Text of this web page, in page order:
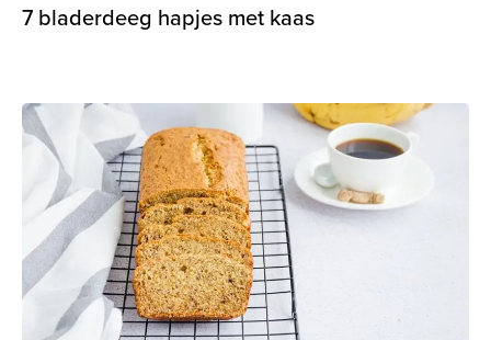
7 bladerdeeg hapjes met kaas